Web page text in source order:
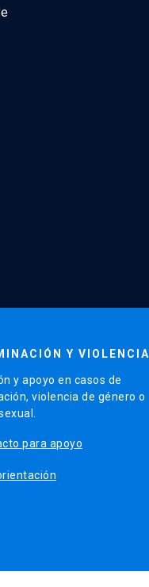
Y VIOLENCIA
y apoyo en casos de
violencia de género o
para apoyo